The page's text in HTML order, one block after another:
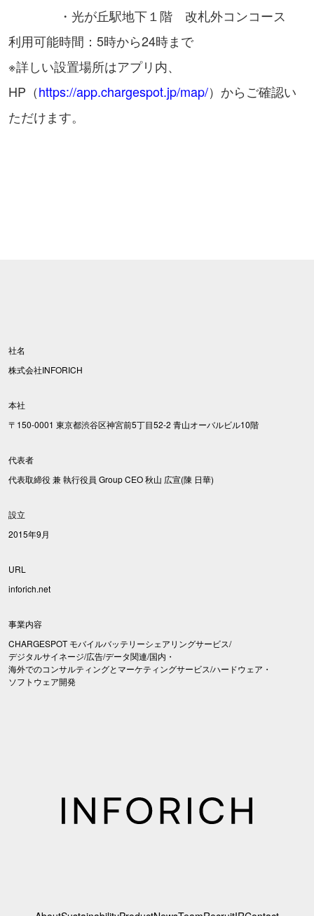
・光が丘駅地下１階 改札外コンコース
利用可能時間：5時から24時まで
※詳しい設置場所はアプリ内、
HP（https://app.chargespot.jp/map/）からご確認い
ただけます。
社名
株式会社INFORICH
本社
〒150-0001 東京都渋谷区神宮前5丁目52-2 青山オーバルビル10階
代表者
代表取締役 兼 執行役員 Group CEO 秋山 広宣(陳 日華)
設立
2015年9月
URL
inforich.net
事業内容
CHARGESPOT モバイルバッテリーシェアリングサービス/
デジタルサイネージ/広告/データ関連/国内・
海外でのコンサルティングとマーケティングサービス/ハードウェア・
ソフトウェア開発